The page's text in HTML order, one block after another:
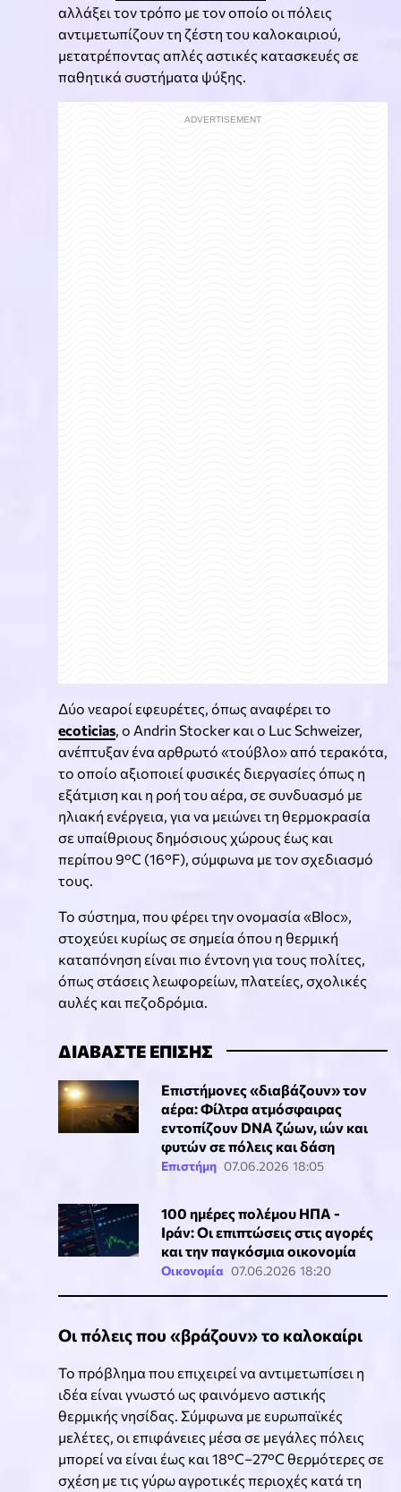
αλλάξει τον τρόπο με τον οποίο οι πόλεις
αντιμετωπίζουν τη ζέστη του καλοκαιριού,
μετατρέποντας απλές αστικές κατασκευές σε
παθητικά συστήματα ψύξης.
Δύο νεαροί εφευρέτες, όπως αναφέρει το
ecoticias , ο Andrin Stocker και ο Luc Schweizer,
ανέπτυξαν ένα αρθρωτό «τούβλο» από τερακότα,
το οποίο αξιοποιεί φυσικές διεργασίες όπως η
εξάτμιση και η ροή του αέρα, σε συνδυασμό με
ηλιακή ενέργεια, για να μειώνει τη θερμοκρασία
σε υπαίθριους δημόσιους χώρους έως και
περίπου 9°C (16°F), σύμφωνα με τον σχεδιασμό
τους.
Το σύστημα, που φέρει την ονομασία «Bloc»,
στοχεύει κυρίως σε σημεία όπου η θερμική
καταπόνηση είναι πιο έντονη για τους πολίτες,
όπως στάσεις λεωφορείων, πλατείες, σχολικές
αυλές και πεζοδρόμια.
ΔΙΑΒΑΣΤΕ ΕΠΙΣΗΣ
Επιστήμονες «διαβάζουν» τον
αέρα: Φίλτρα ατμόσφαιρας
εντοπίζουν DNA ζώων, ιών και
φυτών σε πόλεις και δάση
Επιστήμη 07.06.2026 18:05
100 ημέρες πολέμου ΗΠΑ -
Ιράν: Οι επιπτώσεις στις αγορές
και την παγκόσμια οικονομία
Οικονομία 07.06.2026 18:20
Οι πόλεις που «βράζουν» το καλοκαίρι
Το πρόβλημα που επιχειρεί να αντιμετωπίσει η
ιδέα είναι γνωστό ως φαινόμενο αστικής
θερμικής νησίδας. Σύμφωνα με ευρωπαϊκές
μελέτες, οι επιφάνειες μέσα σε μεγάλες πόλεις
μπορεί να είναι έως και 18°C–27°C θερμότερες σε
σχέση με τις γύρω αγροτικές περιοχές κατά τη